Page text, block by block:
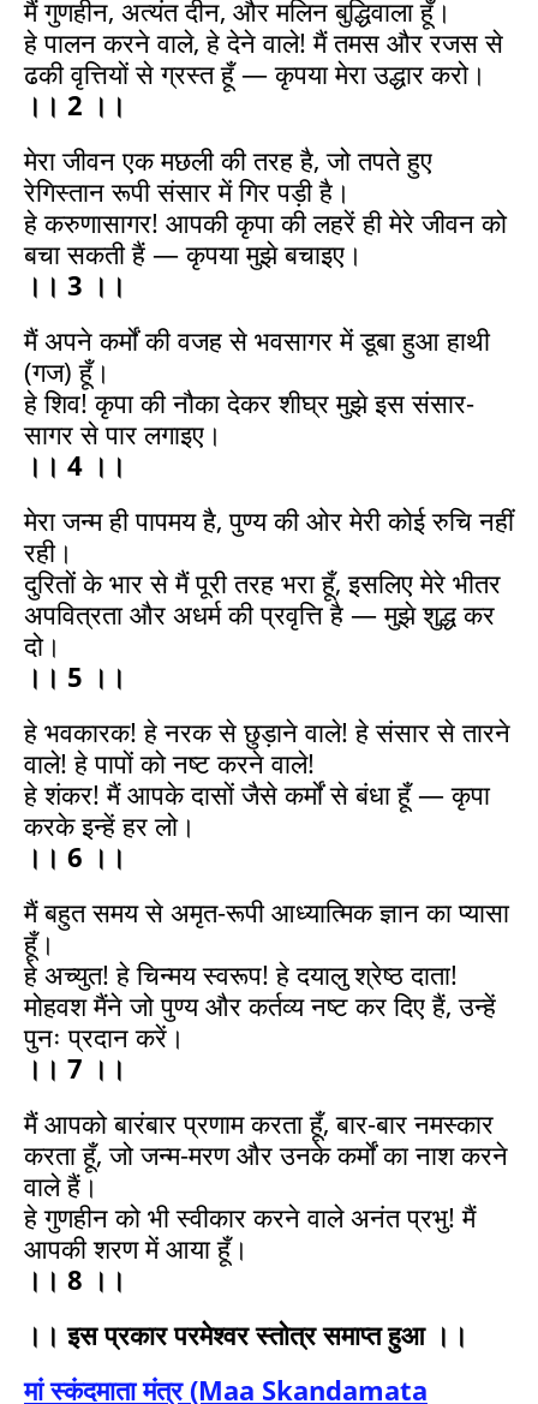
मैं गुणहीन, अत्यंत दीन, और मलिन बुद्धिवाला हूँ।
हे पालन करने वाले, हे देने वाले! मैं तमस और रजस से
ढकी वृत्तियों से ग्रस्त हूँ — कृपया मेरा उद्धार करो।
।। 2 ।।
मेरा जीवन एक मछली की तरह है, जो तपते हुए
रेगिस्तान रूपी संसार में गिर पड़ी है।
हे करुणासागर! आपकी कृपा की लहरें ही मेरे जीवन को
बचा सकती हैं — कृपया मुझे बचाइए।
।। 3 ।।
मैं अपने कर्मों की वजह से भवसागर में डूबा हुआ हाथी
(गज) हूँ।
हे शिव! कृपा की नौका देकर शीघ्र मुझे इस संसार-
सागर से पार लगाइए।
।। 4 ।।
मेरा जन्म ही पापमय है, पुण्य की ओर मेरी कोई रुचि नहीं
रही।
दुरितों के भार से मैं पूरी तरह भरा हूँ, इसलिए मेरे भीतर
अपवित्रता और अधर्म की प्रवृत्ति है — मुझे शुद्ध कर
दो।
।। 5 ।।
हे भवकारक! हे नरक से छुड़ाने वाले! हे संसार से तारने
वाले! हे पापों को नष्ट करने वाले!
हे शंकर! मैं आपके दासों जैसे कर्मों से बंधा हूँ — कृपा
करके इन्हें हर लो।
।। 6 ।।
मैं बहुत समय से अमृत-रूपी आध्यात्मिक ज्ञान का प्यासा
हूँ।
हे अच्युत! हे चिन्मय स्वरूप! हे दयालु श्रेष्ठ दाता!
मोहवश मैंने जो पुण्य और कर्तव्य नष्ट कर दिए हैं, उन्हें
पुनः प्रदान करें।
।। 7 ।।
मैं आपको बारंबार प्रणाम करता हूँ, बार-बार नमस्कार
करता हूँ, जो जन्म-मरण और उनके कर्मों का नाश करने
वाले हैं।
हे गुणहीन को भी स्वीकार करने वाले अनंत प्रभु! मैं
आपकी शरण में आया हूँ।
।। 8 ।।
।। इस प्रकार परमेश्वर स्तोत्र समाप्त हुआ ।।
मां स्कंदमाता मंत्र (Maa Skandamata